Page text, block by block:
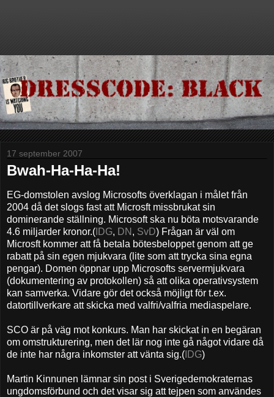
17 september 2007
Bwah-Ha-Ha-Ha!
EG-domstolen avslog Microsofts överklagan i målet från
2004 då det slogs fast att Microsft missbrukat sin
dominerande ställning. Microsoft ska nu böta motsvarande
4.6 miljarder kronor.( IDG, DN , SvD) Frågan är väl om
Microsft kommer att få betala bötesbeloppet genom att ge
rabatt på sin egen mjukvara (lite som att trycka sina egna
pengar). Domen öppnar upp Microsofts servermjukvara
(dokumentering av protokollen) så att olika operativsystem
kan samverka. Vidare gör det också möjligt för t.ex.
datortillverkare att skicka med valfri/valfria mediaspelare.
SCO är på väg mot konkurs. Man har skickat in en begäran
om omstrukturering, men det lär nog inte gå något vidare då
de inte har några inkomster att vänta sig.( IDG)
Martin Kinnunen lämnar sin post i Sverigedemokraternas
ungdomsförbund och det visar sig att tejpen som användes